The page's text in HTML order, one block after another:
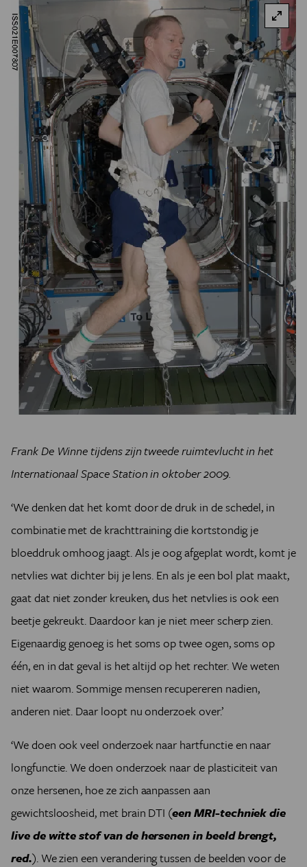
Frank De Winne tijdens zijn tweede ruimtevlucht in het
Internationaal Space Station in oktober 2009.
‘We denken dat het komt door de druk in de schedel, in
combinatie met de krachttraining die kortstondig je
bloeddruk omhoog jaagt. Als je oog afgeplat wordt, komt je
netvlies wat dichter bij je lens. En als je een bol plat maakt,
gaat dat niet zonder kreuken, dus het netvlies is ook een
beetje gekreukt. Daardoor kan je niet meer scherp zien.
Eigenaardig genoeg is het soms op twee ogen, soms op
één, en in dat geval is het altijd op het rechter. We weten
niet waarom. Sommige mensen recupereren nadien,
anderen niet. Daar loopt nu onderzoek over.’
‘We doen ook veel onderzoek naar hartfunctie en naar
longfunctie. We doen onderzoek naar de plasticiteit van
onze hersenen, hoe ze zich aanpassen aan
gewichtsloosheid, met brain DTI (een MRI-techniek die
live de witte stof van de hersenen in beeld brengt,
red.). We zien een verandering tussen de beelden voor de